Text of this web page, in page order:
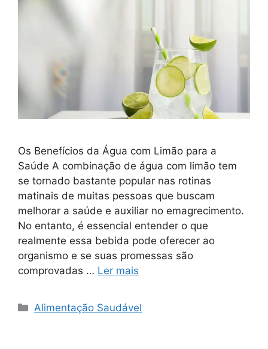
Os Benefícios da Água com Limão para a
Saúde A combinação de água com limão tem
se tornado bastante popular nas rotinas
matinais de muitas pessoas que buscam
melhorar a saúde e auxiliar no emagrecimento.
No entanto, é essencial entender o que
realmente essa bebida pode oferecer ao
organismo e se suas promessas são
comprovadas … Ler mais
Categorias
Alimentação Saudável